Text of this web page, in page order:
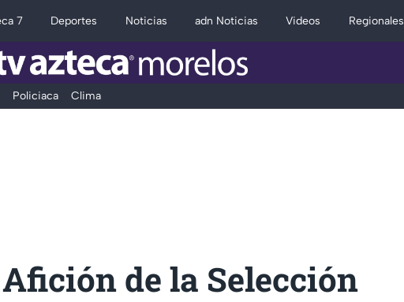
7 Deportes Noticias adn Noticias Videos Regionales
Policiaca Clima
de la Selección